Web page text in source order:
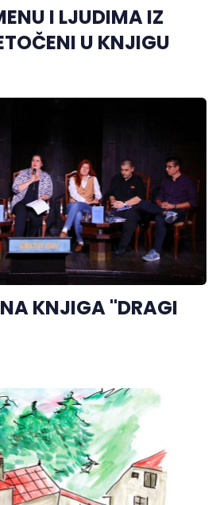
I LJUDIMA IZ
U KNJIGU
KNJIGA "DRAGI